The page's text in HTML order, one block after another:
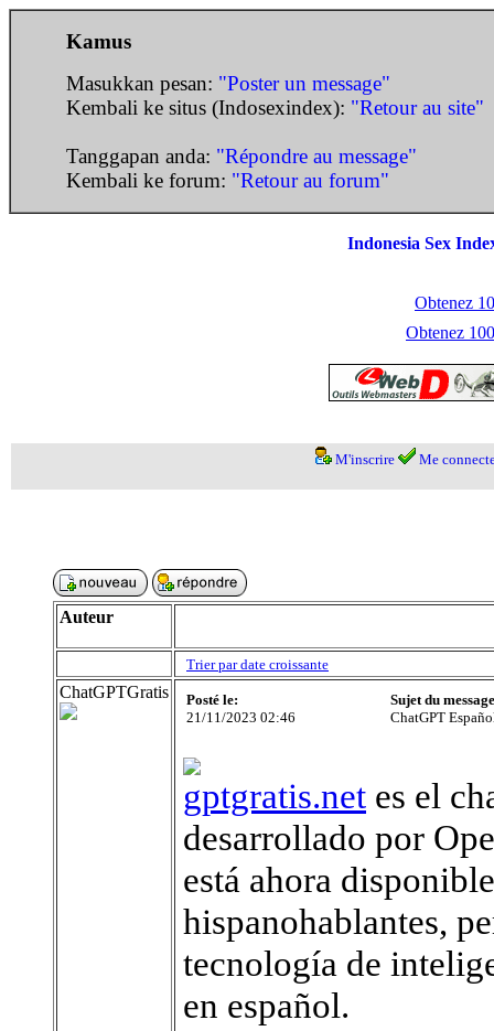
Kamus
Masukkan pesan: "Poster un message"
Kembali ke situs (Indosexindex): "Retour au site"
Tanggapan anda: "Répondre au message"
Kembali ke forum: "Retour au forum"
Indonesia Sex
Obtenez
Obtenez
M'inscrire Me
Auteur
Trier par date croissante
ChatGPTGratis
Posté le:
21/11/2023 02:46
Sujet du
ChatGPT
gptgratis.net es el
desarrollado por
está ahora
hispanohablantes,
tecnología de
en español.